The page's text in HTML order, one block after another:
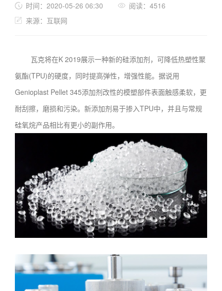
时间：2020-05-26 06:30
阅读：4516
来源：互联网
瓦克将在K 2019展示一种新的硅添加剂，可降低热塑性聚
氨酯(TPU)的硬度，同时提高弹性，增强性能。据说用
Genioplast Pellet 345添加剂改性的模塑部件表面触感柔软，更
耐刮擦，磨损和污染。新添加剂易于掺入TPU中，并且与常规
硅氧烷产品相比有更小的副作用。